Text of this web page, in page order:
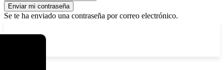
Se te ha enviado una contraseña por correo electrónico.